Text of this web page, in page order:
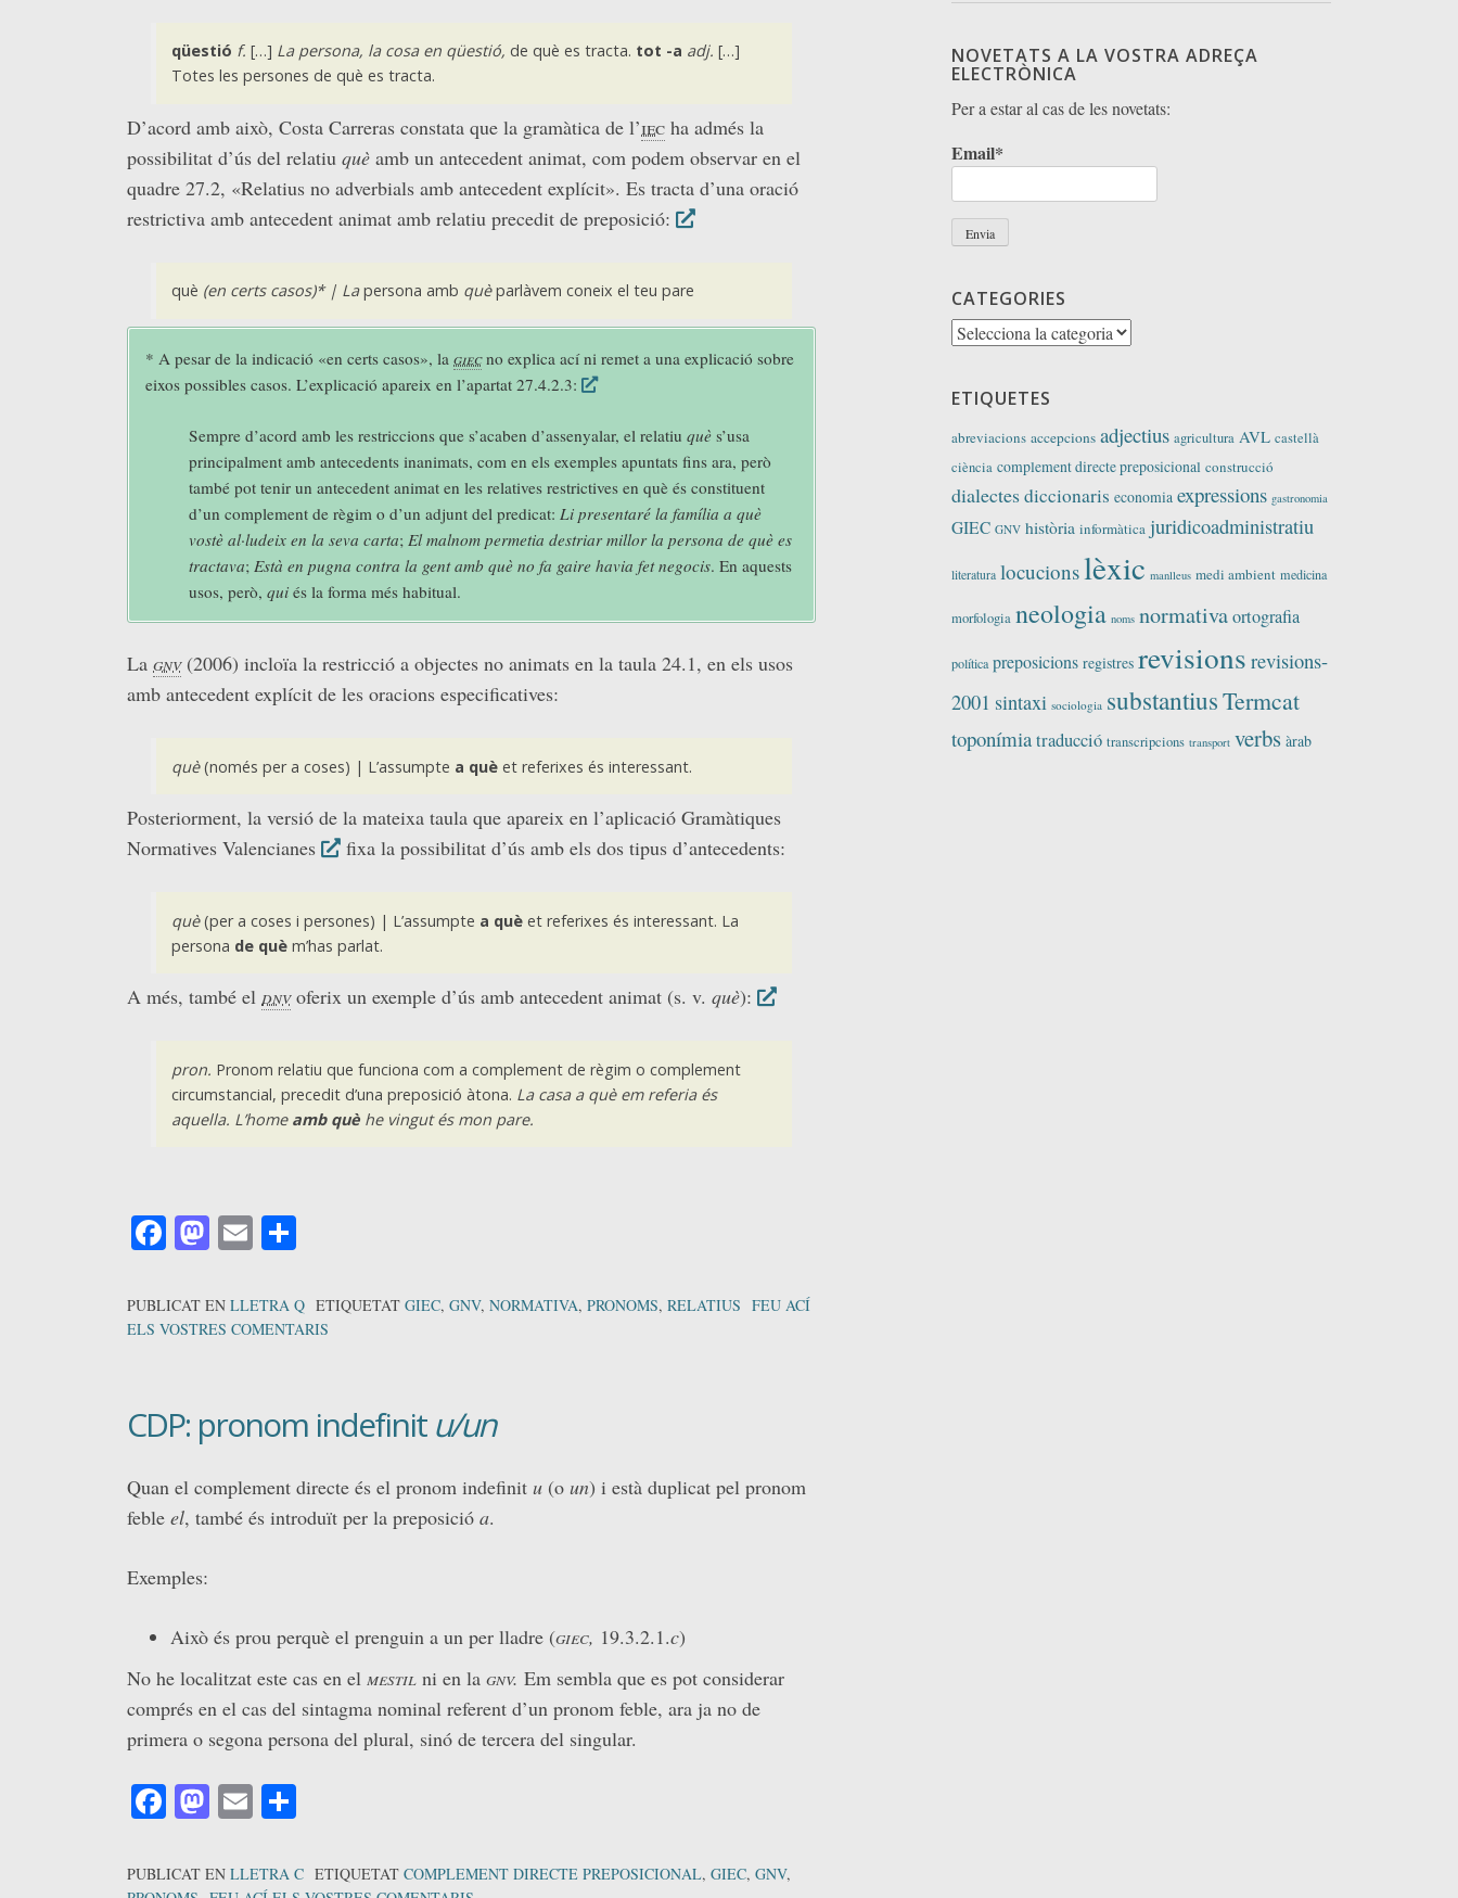
qüestió f. […] La persona, la cosa en qüestió, de què es tracta. tot -a adj. […]
Totes les persones de què es tracta.
D’acord amb això, Costa Carreras constata que la gramàtica de l’iec ha admés la
possibilitat d’ús del relatiu què amb un antecedent animat, com podem observar en el
quadre 27.2, «Relatius no adverbials amb antecedent explícit». Es tracta d’una oració
restrictiva amb antecedent animat amb relatiu precedit de preposició:
què (en certs casos)* | Lapersona amb quèparlàvem coneix el teu pare
* A pesar de la indicació «en certs casos», lagiecno explica ací ni remet a una explicació sobre
eixos possibles casos. L’explicació apareix en l’apartat 27.4.2.3:
Sempre d’acord amb les restriccions que s’acaben d’assenyalar, el relatiuquès’usa
principalment amb antecedents inanimats, com en els exemples apuntats fins ara, però
també pot tenir un antecedent animat en les relatives restrictives en què és constituent
d’un complement de règim o d’un adjunt del predicat:Li presentaré la família a què
vostè al·ludeix en la seva carta;El malnom permetia destriar millor la persona de què es
tractava;Està en pugna contra la gent amb què no fa gaire havia fet negocis. En aquests
usos, però,quiés la forma més habitual.
La gnv(2006) incloïa la restricció a objectes no animats en la taula 24.1, en els usos
amb antecedent explícit de les oracions especificatives:
què(només per a coses) | L’assumpte a quèet referixes és interessant.
Posteriorment, la versió de la mateixa taula que apareix en l’aplicació Gramàtiques
Normatives Valencianes
fixa la possibilitat d’ús amb els dos tipus d’antecedents:
què(per a coses i persones) | L’assumpte a quèet referixes és interessant. La
persona de quèm’has parlat.
A més, també el dnvoferix un exemple d’ús amb antecedent animat (s. v. què):
pron. Pronom relatiu que funciona com a complement de règim o complement
circumstancial, precedit d’una preposició àtona. La casa a què em referia és
aquella. L’home amb quèhe vingut és mon pare.
Facebook
Mastodon
Email
PUBLICAT EN LLETRA Q ETIQUETAT GIEC, GNV, NORMATIVA, PRONOMS, RELATIUS FEU ACÍ
ELS VOSTRES COMENTARIS
CDP: pronom indefinitu/un
Quan el complement directe és el pronom indefinit u (o un) i està duplicat pel pronom
feble el, també és introduït per la preposició a.
Exemples:
Això és prou perquè el prenguin a un per lladre (giec, 19.3.2.1.c)
No he localitzat este cas en el mestil ni en la gnv. Em sembla que es pot considerar
comprés en el cas del sintagma nominal referent d’un pronom feble, ara ja no de
primera o segona persona del plural, sinó de tercera del singular.
Facebook
Mastodon
Email
PUBLICAT EN LLETRA C ETIQUETAT COMPLEMENT DIRECTE PREPOSICIONAL, GIEC, GNV,
NOVETATS A LA VOSTRA ADREÇA
ELECTRÒNICA
Per a estar al cas de les novetats:
Email*
CATEGORIES
Categories
ETIQUETES
abreviacions accepcions adjectius agricultura AVL castellà
ciència complement directe preposicional construcció
dialectesdiccionaris economia expressions gastronomia
GIEC GNV història informàtica juridicoadministratiu
literatura locucionslèxic manlleus medi ambient medicina
morfologia neologia noms normativaortografia
política preposicions registres revisions revisions-
2001 sintaxi sociologia substantiusTermcat
toponímiatraducció transcripcions transport verbs àrab